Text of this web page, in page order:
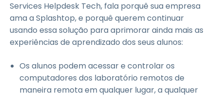
Services Helpdesk Tech, fala porquê sua empresa
ama a Splashtop, e porquê querem continuar
usando essa solução para aprimorar ainda mais as
experiências de aprendizado dos seus alunos:
Os alunos podem acessar e controlar os
computadores dos laboratório remotos de
maneira remota em qualquer lugar, a qualquer